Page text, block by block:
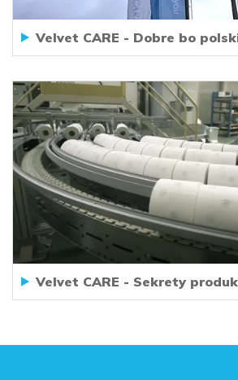
Velvet CARE - Dobre bo
Velvet CARE - Sekrety